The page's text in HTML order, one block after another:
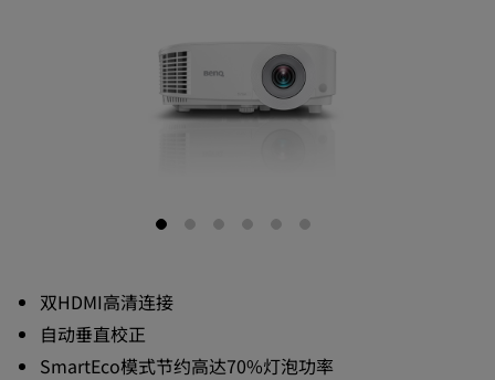
双HDMI高清连接
自动垂直校正
SmartEco模式节约高达70%灯泡功率